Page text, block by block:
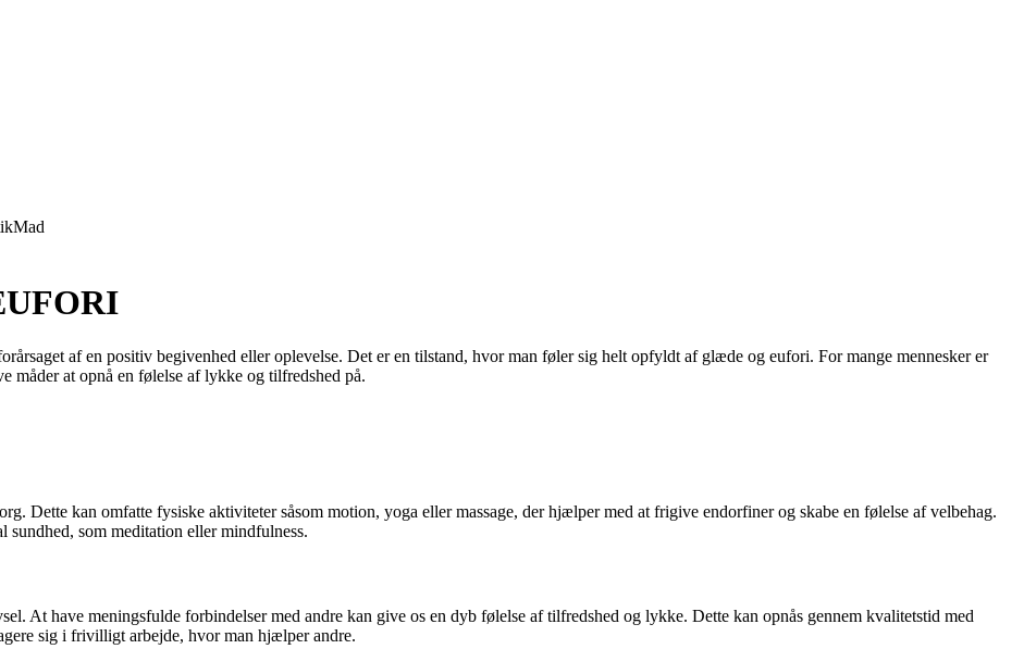
Mad
af en positiv begivenhed eller oplevelse. Det er en tilstand, hvor man føler sig helt opfyldt af glæde og eufori. For mange mennesker er
måder at opnå en følelse af lykke og tilfredshed på.
Dette kan omfatte fysiske aktiviteter såsom motion, yoga eller massage, der hjælper med at frigive endorfiner og skabe en følelse af velbehag.
sundhed, som meditation eller mindfulness.
At have meningsfulde forbindelser med andre kan give os en dyb følelse af tilfredshed og lykke. Dette kan opnås gennem kvalitetstid med
sig i frivilligt arbejde, hvor man hjælper andre.